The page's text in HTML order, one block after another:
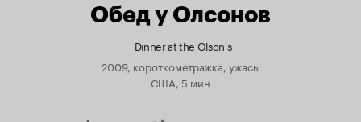
Обед у Олсонов
Dinner at the Olson's
2009, короткометражка, ужасы
США, 5 мин